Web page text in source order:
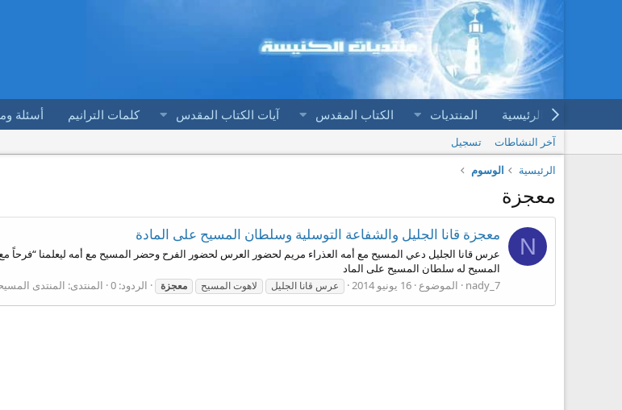
الرئيسية المنتديات الكتاب المقدس آيات الكتاب المقدس كلمات الترانيم أسئلة
آخر النشاطات
تسجيل
الرئيسية
الوسوم
معجزة
N معجزة قانا الجليل والشفاعة التوسلية وسلطان المسيح على المادة
المسيح له سلطان المسيح على الماد
nady_7
الموضوع 16 يونيو 2014 عرس قانا الجليل لاهوت المسيح معجزة الردود: 0 المنتدى: المنتدى